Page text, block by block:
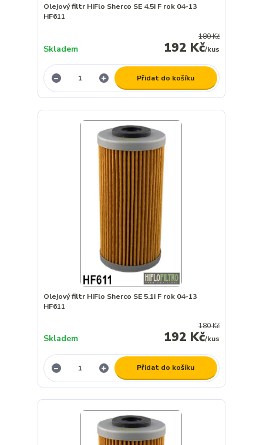
Olejový filtr HiFlo Sherco SE 4.5i F rok 04-13
HF611
180 Kč
192 Kč/kus
Skladem
Přidat do košíku
Olejový filtr HiFlo Sherco SE 5.1i F rok 04-13
HF611
180 Kč
192 Kč/kus
Skladem
Přidat do košíku